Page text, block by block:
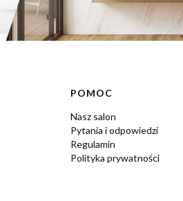
POMOC
Nasz salon
Pytania i odpowiedzi
Regulamin
Polityka prywatności